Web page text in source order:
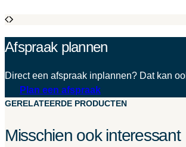
Afspraak plannen
Direct een afspraak inplannen? Dat kan
Plan een afspraak
GERELATEERDE PRODUCTEN
Misschien ook interessant